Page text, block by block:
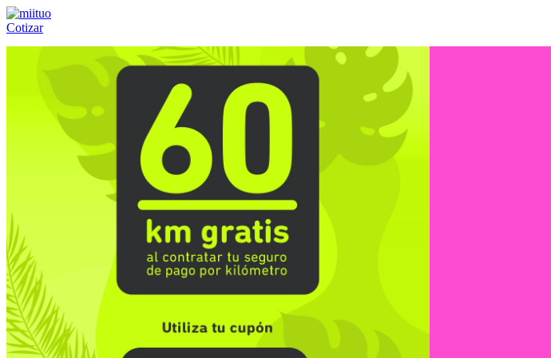
Cotizar
(55) 84-21-05-00ó800-953-00-59